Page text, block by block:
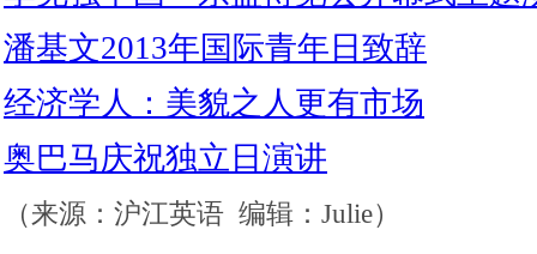
潘基文2013年国际青年日致辞
经济学人：美貌之人更有市场
奥巴马庆祝独立日演讲
（来源：沪江英语 编辑：Julie）